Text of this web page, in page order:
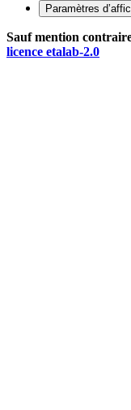
Paramètres
Sauf mention
licence etalab-2.0